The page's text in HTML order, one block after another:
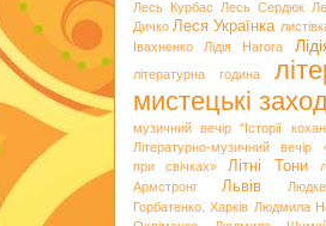
Лесь Курбас
Лесь Сердюк
Дичко Леся Українка
Івахненко
Лідія Нагога
літературна година
мистецькі
музичний вечір "Історії
Літературно-музичний вечір
при свічках»
Літні Тони
Армстронг
Львів
Горбатенко. Харків Людмила